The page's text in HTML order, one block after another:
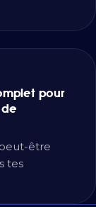
pour
être
tes